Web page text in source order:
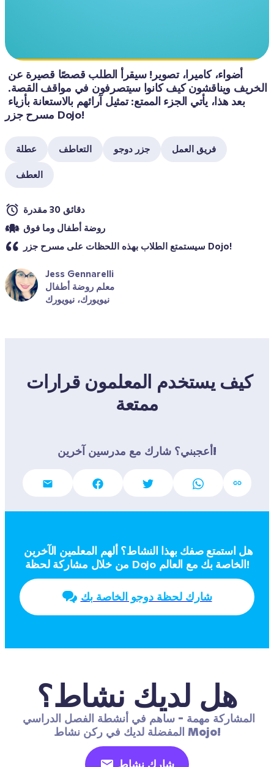
مسرح جزر Dojo!
عطلة التعاطف جزر دوجو فريق العمل
العطف
دقائق 30 مقدرة
روضة أطفال وما فوق
سيستمتع الطلاب بهذه اللحظات على مسرح جزر Dojo!
Jess Gennarelli
معلم روضة أطفال
نيويورك، نيويورك
ممتعة
أعجبني؟ شارك مع مدرسين آخرين!
من خلال مشاركة لحظة Dojo الخاصة بك مع العالم!
شارك لحظة دوجو الخاصة بك
هل لديك نشاط؟
المفضلة لديك في ركن نشاط Mojo!